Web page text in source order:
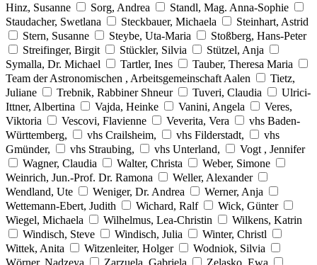
Hinz, Susanne
Sorg, Andrea
Standl, Mag. Anna-Sophie
Staudacher, Swetlana
Steckbauer, Michaela
Steinhart, Astrid
Stern, Susanne
Steybe, Uta-Maria
Stoßberg, Hans-Peter
Streifinger, Birgit
Stückler, Silvia
Stützel, Anja
Symalla, Dr. Michael
Tartler, Ines
Tauber, Theresa Maria
Team der Astronomischen , Arbeitsgemeinschaft Aalen
Tietz,
Juliane
Trebnik, Rabbiner Shneur Tuveri, Claudia
Ulrici-
Ittner, Albertina
Vajda, Heinke Vanini, Angela
Veres,
Viktoria
Vescovi, Flavienne Veverita, Vera
vhs Baden-
Württemberg,
vhs Crailsheim, vhs Filderstadt,
vhs
Gmünder,
vhs Straubing, vhs Unterland,
Vogt , Jennifer
Wagner, Claudia
Walter, Christa
Weber, Simone
Weinrich, Jun.-Prof. Dr. Ramona
Weller, Alexander
Wendland, Ute
Weniger, Dr. Andrea
Werner, Anja
Wettemann-Ebert, Judith
Wichard, Ralf
Wick, Günter
Wiegel, Michaela
Wilhelmus, Lea-Christin
Wilkens, Katrin
Windisch, Steve
Windisch, Julia
Winter, Christl
Wittek, Anita
Witzenleiter, Holger
Wodniok, Silvia
Wörner, Nadzeya
Zarzuela, Gabriela Zelasko, Ewa